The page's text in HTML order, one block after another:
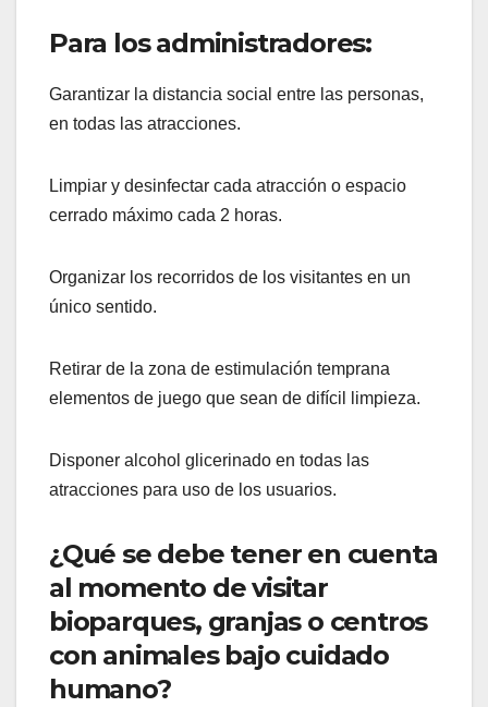
Para los administradores:
Garantizar la distancia social entre las personas,
en todas las atracciones.
Limpiar y desinfectar cada atracción o espacio
cerrado máximo cada 2 horas.
Organizar los recorridos de los visitantes en un
único sentido.
Retirar de la zona de estimulación temprana
elementos de juego que sean de difícil limpieza.
Disponer alcohol glicerinado en todas las
atracciones para uso de los usuarios.
¿Qué se debe tener en cuenta
al momento de visitar
bioparques, granjas o centros
con animales bajo cuidado
humano?